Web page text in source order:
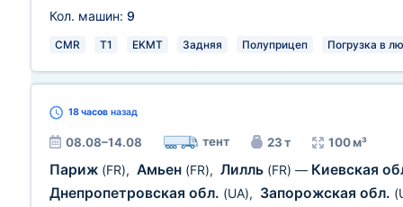
Кол. машин: 9
CMR T1 EKMT Задняя Полуприцеп Погрузка в
18 часов назад
08.08–14.08 тент 23 т 100 м³
Париж (FR), Амьен (FR), Лилль (FR) — Киевская
Днепропетровская обл. (UA), Запорожская обл.